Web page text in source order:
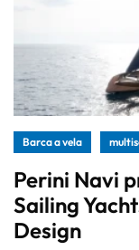
Barca a vela
Perini Navi
Sailing
Design